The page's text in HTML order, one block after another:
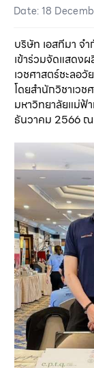
Date:18
บริษัท เอสทีมา จ
เข้าร่วมจัดแสดง
เวชศาสตร์ชะลอ
โดยสำนักวิชาเว
มหาวิทยาลัยแม่ฟ้
ธันวาคม 2566 ณ